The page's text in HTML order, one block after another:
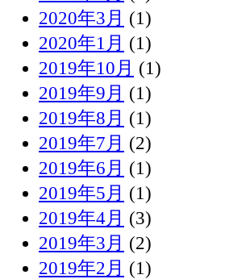
2020年3月 (1)
2020年1月 (1)
2019年10月 (1)
2019年9月 (1)
2019年8月 (1)
2019年7月 (2)
2019年6月 (1)
2019年5月 (1)
2019年4月 (3)
2019年3月 (2)
2019年2月 (1)